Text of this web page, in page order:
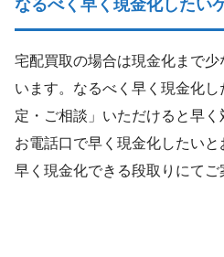
なるべく早く現金化したい
宅配買取の場合は現金化まで少
います。なるべく早く現金化
定・ご相談」いただけると早く
お電話口で早く現金化したい
早く現金化できる段取りにてご